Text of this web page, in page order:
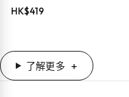
HK$419
了解更多